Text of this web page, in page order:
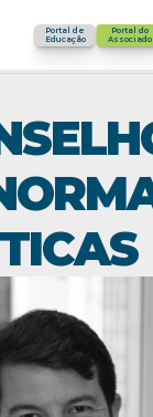
Portal de
Educação
Portal do
Associado